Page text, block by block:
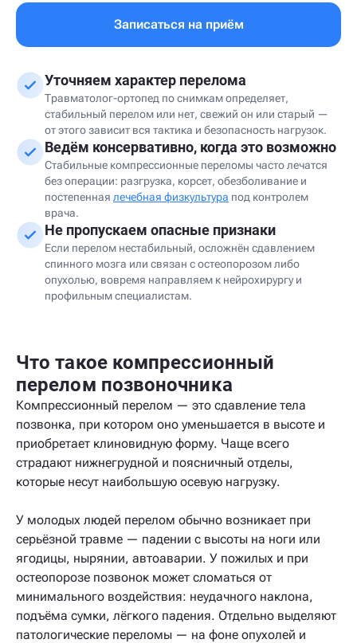
Записаться на приём
Уточняем характер перелома
Травматолог-ортопед по снимкам определяет,
стабильный перелом или нет, свежий он или старый —
от этого зависит вся тактика и безопасность нагрузок.
Ведём консервативно, когда это возможно
Стабильные компрессионные переломы часто лечатся
без операции: разгрузка, корсет, обезболивание и
постепенная лечебная физкультура под контролем
врача.
Не пропускаем опасные признаки
Если перелом нестабильный, осложнён сдавлением
спинного мозга или связан с остеопорозом либо
опухолью, вовремя направляем к нейрохирургу и
профильным специалистам.
Что такое компрессионный
перелом позвоночника
Компрессионный перелом — это сдавление тела
позвонка, при котором оно уменьшается в высоте и
приобретает клиновидную форму. Чаще всего
страдают нижнегрудной и поясничный отделы,
которые несут наибольшую осевую нагрузку.
У молодых людей перелом обычно возникает при
серьёзной травме — падении с высоты на ноги или
ягодицы, нырянии, автоаварии. У пожилых и при
остеопорозе позвонок может сломаться от
минимального воздействия: неудачного наклона,
подъёма сумки, лёгкого падения. Отдельно выделяют
патологические переломы — на фоне опухолей и